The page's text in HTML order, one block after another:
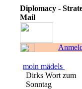
Diplomacy -
Mail
moin mädels
Dirks Wort zum
Sonntag